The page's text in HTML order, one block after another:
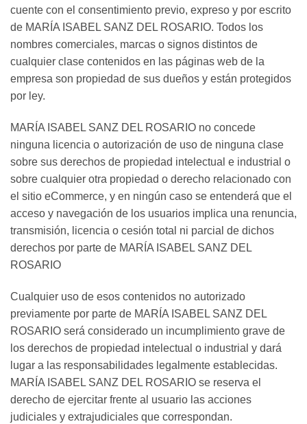
cuente con el consentimiento previo, expreso y por escrito
de MARÍA ISABEL SANZ DEL ROSARIO. Todos los
nombres comerciales, marcas o signos distintos de
cualquier clase contenidos en las páginas web de la
empresa son propiedad de sus dueños y están protegidos
por ley.
MARÍA ISABEL SANZ DEL ROSARIO no concede
ninguna licencia o autorización de uso de ninguna clase
sobre sus derechos de propiedad intelectual e industrial o
sobre cualquier otra propiedad o derecho relacionado con
el sitio eCommerce, y en ningún caso se entenderá que el
acceso y navegación de los usuarios implica una renuncia,
transmisión, licencia o cesión total ni parcial de dichos
derechos por parte de MARÍA ISABEL SANZ DEL
ROSARIO
Cualquier uso de esos contenidos no autorizado
previamente por parte de MARÍA ISABEL SANZ DEL
ROSARIO será considerado un incumplimiento grave de
los derechos de propiedad intelectual o industrial y dará
lugar a las responsabilidades legalmente establecidas.
MARÍA ISABEL SANZ DEL ROSARIO se reserva el
derecho de ejercitar frente al usuario las acciones
judiciales y extrajudiciales que correspondan.